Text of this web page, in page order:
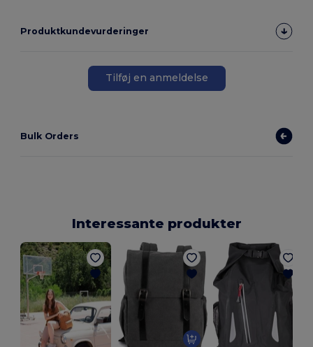
Produktkundevurderinger
Tilføj en anmeldelse
Bulk Orders
Interessante produkter